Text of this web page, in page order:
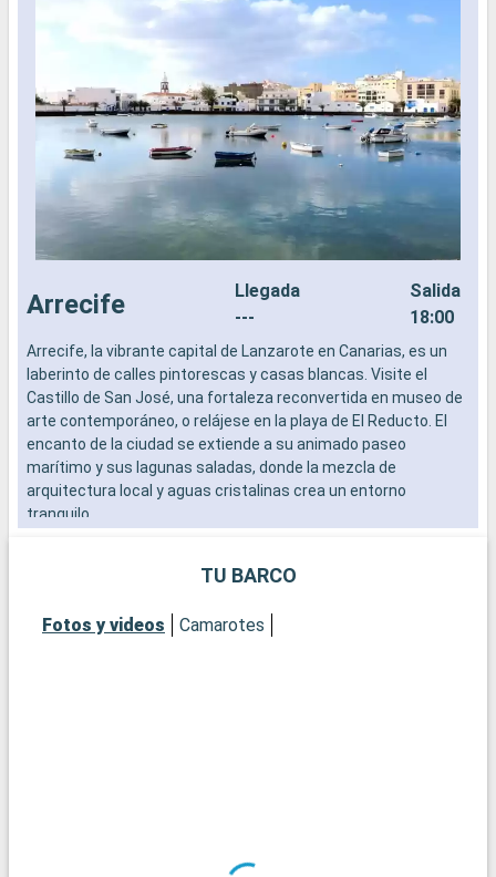
Arrecife
Llegada
---
Salida
18:00
Arrecife, la vibrante capital de Lanzarote en Canarias, es un
laberinto de calles pintorescas y casas blancas. Visite el
Castillo de San José, una fortaleza reconvertida en museo de
arte contemporáneo, o relájese en la playa de El Reducto. El
encanto de la ciudad se extiende a su animado paseo
marítimo y sus lagunas saladas, donde la mezcla de
arquitectura local y aguas cristalinas crea un entorno
tranquilo.
TU BARCO
Fotos y videos Camarotes